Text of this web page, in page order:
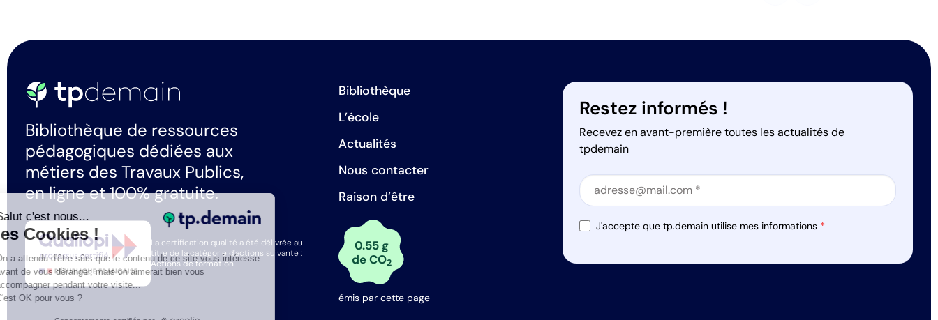
Bibliothèque de ressources
pédagogiques dédiées aux
métiers des Travaux Publics,
en ligne et 100% gratuite.
La certification qualité a été délivrée au
titre de la catégorie d'actions suivante :
Actions de formation
Bibliothèque
L’école
Actualités
Nous contacter
Raison d’être
0.55 g
de CO2
émis par cette page
Restez informés !
Recevez en avant-première toutes les actualités de
tpdemain
Section
Section
J'accepte que tp.demain utilise mes informations *
Salut c'est nous...
les Cookies !
On a attendu d'être sûrs que le contenu de ce site vous intéresse
avant de vous déranger, mais on aimerait bien vous
accompagner pendant votre visite...
C'est OK pour vous ?